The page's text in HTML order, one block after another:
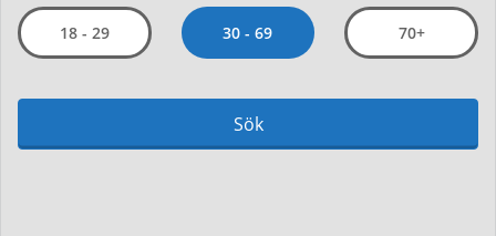
18 - 29 30 - 69 70+
Sök